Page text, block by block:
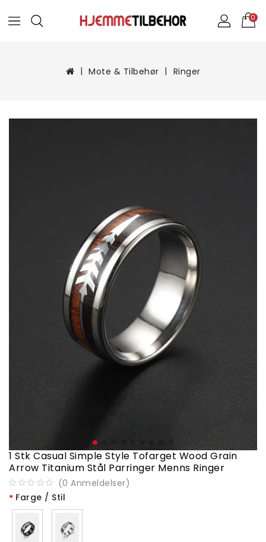
0
Mote & Tilbehør Ringer
1 Stk Casual Simple Style Tofarget Wood Grain
Arrow Titanium Stål Parringer Menns Ringer
(0 Anmeldelser)
Farge / Stil